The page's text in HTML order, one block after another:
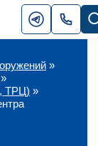
»
»
ТРЦ) »